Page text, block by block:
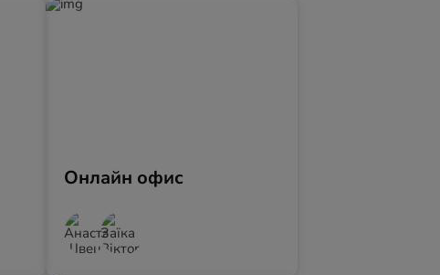
Онлайн офис